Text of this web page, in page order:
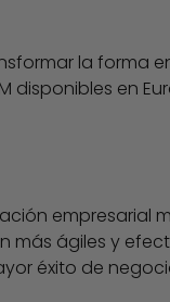
la forma
disponibles en
empresarial
más ágiles y
éxito de